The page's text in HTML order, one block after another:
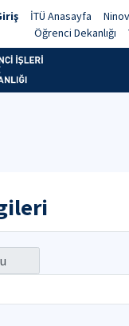
İTÜ Anasayfa
Öğrenci Dekanlığı